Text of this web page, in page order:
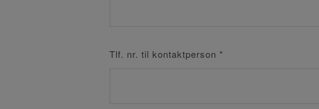
Tlf. nr. til kontaktperson *